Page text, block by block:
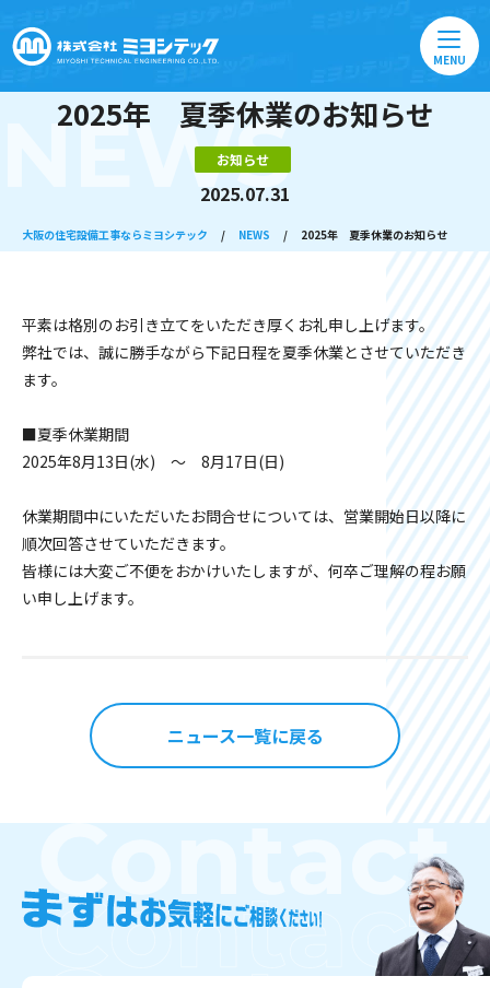
MENU
2025年 夏季休業のお知らせ
お知らせ
2025.07.31
NEWS
大阪の住宅設備工事ならミヨシテック / NEWS / 2025年 夏季休業のお知らせ
平素は格別のお引き立てをいただき厚くお礼申し上げます。
弊社では、誠に勝手ながら下記日程を夏季休業とさせていただき
ます。
■夏季休業期間
2025年8月13日(水) ～ 8月17日(日)
休業期間中にいただいたお問合せについては、営業開始日以降に
順次回答させていただきます。
皆様には大変ご不便をおかけいたしますが、何卒ご理解の程お願
い申し上げます。
ニュース一覧に戻る